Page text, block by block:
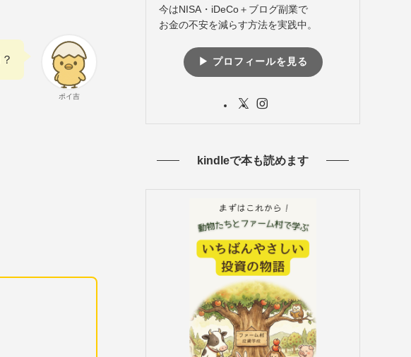
ポイ吉
今はNISA・iDeCo＋ブログ副業で
お金の不安を減らす方法を実践中。
▶︎ プロフィールを見る
kindleで本も読めます